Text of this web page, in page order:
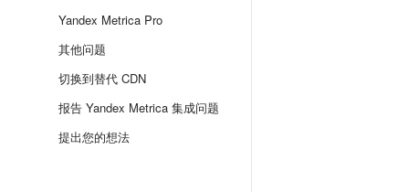
Yandex Metrica Pro
其他问题
切换到替代 CDN
报告 Yandex Metrica 集成问题
提出您的想法